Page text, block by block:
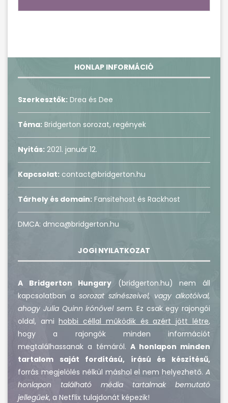
HONLAP INFORMÁCIÓ
Szerkesztők: Drea és Dee
Téma: Bridgerton sorozat, regények
Nyitás: 2021. január 12.
Kapcsolat: contact@bridgerton.hu
Tárhely és domain: Fansitehost és Rackhost
DMCA: dmca@bridgerton.hu
JOGI NYILATKOZAT
A Bridgerton Hungary (bridgerton.hu) nem áll
kapcsolatban a sorozat színészeivel, vagy alkotóival,
ahogy Julia Quinn írónővel sem. Ez csak egy rajongói
oldal, ami hobbi céllal működik és azért jött létre,
hogy a rajongók minden információt
megtalálhassanak a témáról. A honlapon minden
tartalom saját fordítású, írású és készítésű,
forrás megjelölés nélkül máshol el nem helyezhető. A
honlapon található média tartalmak bemutató
jellegűek, a Netflix tulajdonát képezik!